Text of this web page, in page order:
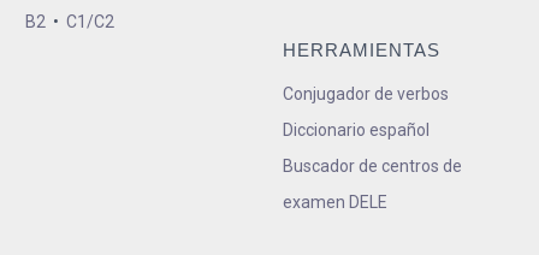
B2 • C1/C2
HERRAMIENTAS
Conjugador de verbos
Diccionario español
Buscador de centros de
examen DELE